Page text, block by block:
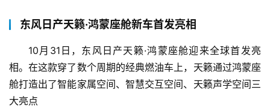
东风日产天籁·鸿蒙座舱新车首发亮相
10月31日，东风日产天籁·鸿蒙座舱迎来全球首发亮
相。在这款穿了数个周期的经典燃油车上，天籁通过鸿蒙座
舱打造出了智能家属空间、智慧交互空间、天籁声学空间三
大亮点